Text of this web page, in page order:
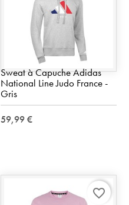
Sweat à Capuche Adidas
National Line Judo France -
Gris
59,99 €
favorite_border